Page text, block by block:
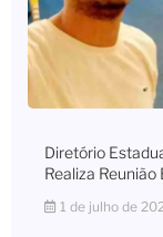
Diretório
Realiza
1 de julho de